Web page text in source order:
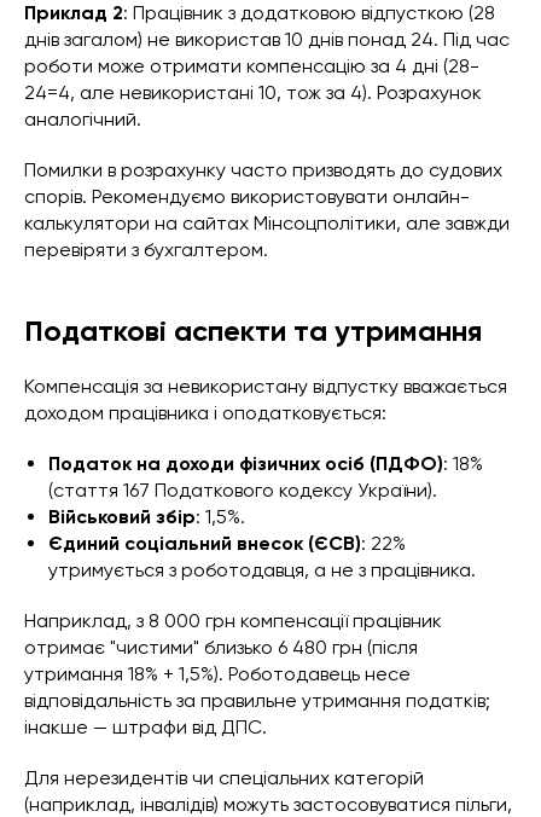
Приклад 2: Працівник з додатковою відпусткою (28
днів загалом) не використав 10 днів понад 24. Під час
роботи може отримати компенсацію за 4 дні (28-
24=4, але невикористані 10, тож за 4). Розрахунок
аналогічний.
Помилки в розрахунку часто призводять до судових
спорів. Рекомендуємо використовувати онлайн-
калькулятори на сайтах Мінсоцполітики, але завжди
перевіряти з бухгалтером.
Податкові аспекти та утримання
Компенсація за невикористану відпустку вважається
доходом працівника і оподатковується:
Податок на доходи фізичних осіб (ПДФО): 18%
(стаття 167 Податкового кодексу України).
Військовий збір: 1,5%.
Єдиний соціальний внесок (ЄСВ): 22%
утримується з роботодавця, а не з працівника.
Наприклад, з 8 000 грн компенсації працівник
отримає "чистими" близько 6 480 грн (після
утримання 18% + 1,5%). Роботодавець несе
відповідальність за правильне утримання податків;
інакше — штрафи від ДПС.
Для нерезидентів чи спеціальних категорій
(наприклад, інвалідів) можуть застосовуватися пільги,